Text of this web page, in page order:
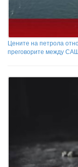
Цените на петрола
преговорите между